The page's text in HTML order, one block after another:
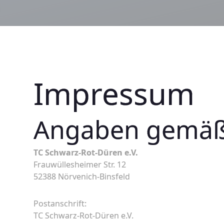
Impressum
Angaben
TC Schwarz-Rot-Düren e.V.
Frauwüllesheimer Str. 12
52388 Nörvenich-Binsfeld
Postanschrift:
TC Schwarz-Rot-Düren e.V.